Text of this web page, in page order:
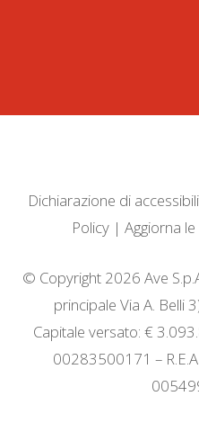
Dichiarazione di
Policy| Aggiorna
© Copyright 2026 Ave
principale Via A. Belli
Capitale versato: €
00283500171 –